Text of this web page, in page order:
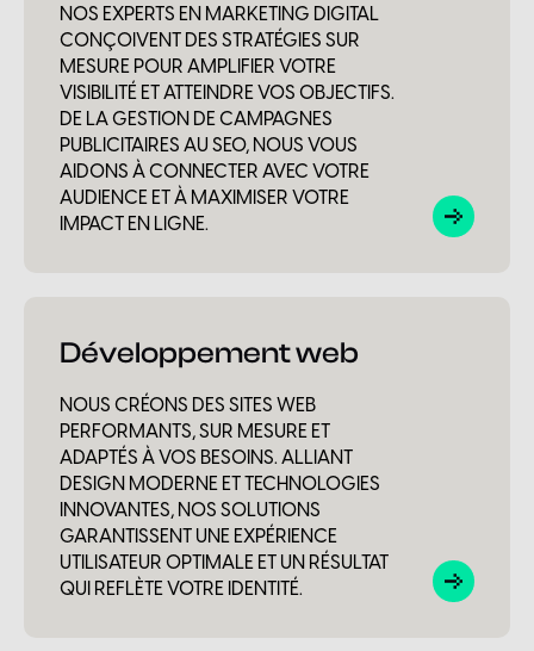
NOS EXPERTS EN MARKETING DIGITAL
CONÇOIVENT DES STRATÉGIES SUR
MESURE POUR AMPLIFIER VOTRE
VISIBILITÉ ET ATTEINDRE VOS OBJECTIFS.
DE LA GESTION DE CAMPAGNES
PUBLICITAIRES AU SEO, NOUS VOUS
AIDONS À CONNECTER AVEC VOTRE
AUDIENCE ET À MAXIMISER VOTRE
IMPACT EN LIGNE.
Développement web
NOUS CRÉONS DES SITES WEB
PERFORMANTS, SUR MESURE ET
ADAPTÉS À VOS BESOINS. ALLIANT
DESIGN MODERNE ET TECHNOLOGIES
INNOVANTES, NOS SOLUTIONS
GARANTISSENT UNE EXPÉRIENCE
UTILISATEUR OPTIMALE ET UN RÉSULTAT
QUI REFLÈTE VOTRE IDENTITÉ.